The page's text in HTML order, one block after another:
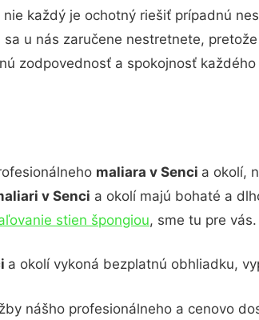
každý je ochotný riešiť prípadnú
u nás zaručene nestretnete,
zodpovednosť a spokojnosť
maliara v Senci a okolí,
v Senci a okolí majú bohaté a
stien špongiou, sme tu pre vás.
a okolí vykoná bezplatnú obhliadku,
nášho profesionálneho a cenovo